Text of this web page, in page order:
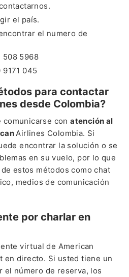
el país.
el numero de
508 5968
9171 045
para contactar
desde Colombia?
comunicarse conatención al
Airlines Colombia. Si
encontrar la solución o se
en su vuelo, por lo que
estos métodos como chat
medios de comunicación
por charlar en
virtual de American
en directo. Si usted tiene un
el número de reserva, los